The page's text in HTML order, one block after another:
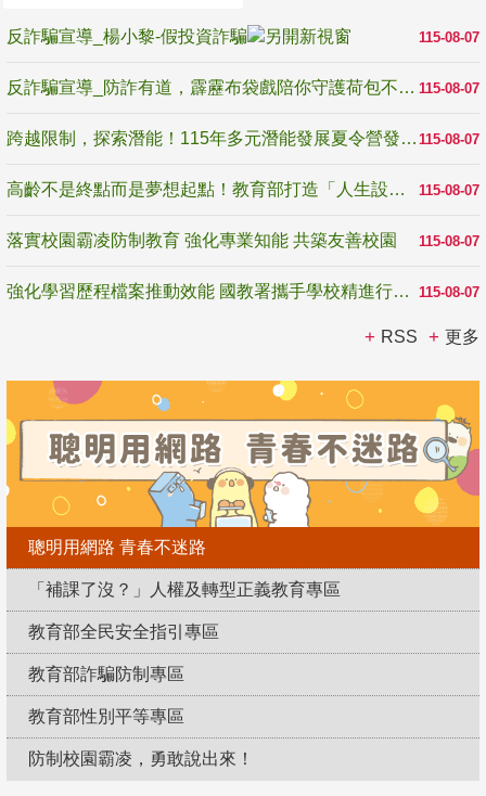
115-08-07
反詐騙宣導_楊小黎-假投資詐騙
115-08-07
反詐騙宣導_防詐有道，霹靂布袋戲陪你守護荷包不受騙
115-08-07
跨越限制，探索潛能！115年多元潛能發展夏令營發掘生命無限可能
115-08-07
高齡不是終點而是夢想起點！教育部打造「人生設計夢工場」 參展第3屆高齡健康產業博覽會
115-08-07
落實校園霸凌防制教育 強化專業知能 共築友善校園
115-08-07
強化學習歷程檔案推動效能 國教署攜手學校精進行政與教學支持
RSS 更多
聰明用網路 青春不迷路
「補課了沒？」人權及轉型正義教育專區
教育部全民安全指引專區
教育部詐騙防制專區
教育部性別平等專區
防制校園霸凌，勇敢說出來！